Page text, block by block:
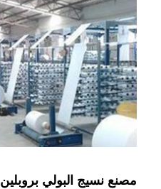
مصنع نسيج البولي بروبلين